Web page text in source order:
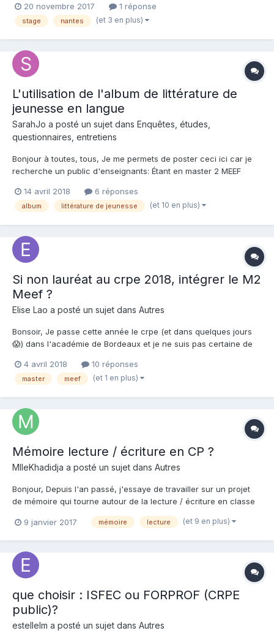
de 2 semaines dans une école, en petite section. Pour mon
2ème stage, j'aimerais envoyer mes demandes dans...
20 novembre 2017 1 réponse
stage nantes (et 3 en plus)
L'utilisation de l'album de littérature de
jeunesse en langue
SarahJo a posté un sujet dans Enquêtes, études,
questionnaires, entretiens
Bonjour à toutes, tous, Je me permets de poster ceci ici car je
recherche un public d'enseignants: Étant en master 2 MEEF
tous niveaux pouvant répondre à mon questionnaire de mémoire
de recherche. Je m'intéresse à l'utilisatio...
14 avril 2018 6 réponses
album littérature de jeunesse (et 10 en plus)
Si non lauréat au crpe 2018, intégrer le M2
Meef ?
Elise Lao a posté un sujet dans Autres
Bonsoir, Je passe cette année le crpe (et dans quelques jours
😱) dans l'académie de Bordeaux et je ne suis pas certaine de
valider. J'aurai aimé savoir s'il était judicieux d'intégrer le M2
même si je suis non lauréate, ou bie...
4 avril 2018 10 réponses
master meef (et 1 en plus)
Mémoire lecture / écriture en CP ?
MlleKhadidja a posté un sujet dans Autres
Bonjour, Depuis l'an passé, j'essaye de travailler sur un projet
de mémoire qui tourne autour de la lecture / écriture en classe
depuis que je suis en stage, j'ai pu constater que mon tuteur
9 janvier 2017 mémoire lecture (et 9 en plus)
que choisir : ISFEC ou FORPROF (CRPE
public)?
estellelm a posté un sujet dans Autres